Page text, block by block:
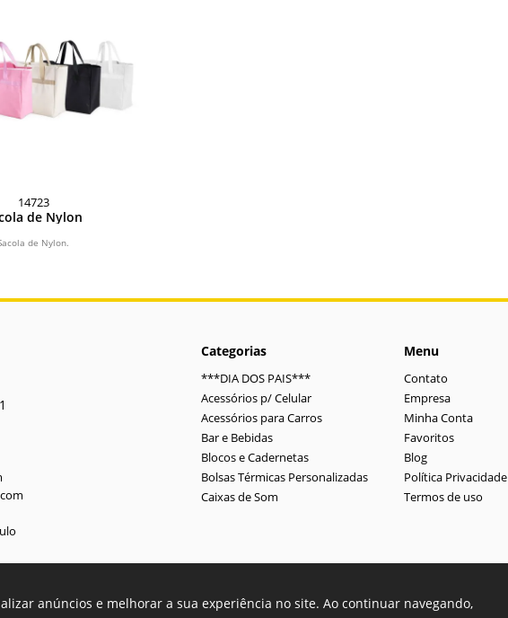
14723
de Nylon
de Nylon.
Categorias
***DIA DOS PAIS***
Acessórios p/ Celular
Acessórios para Carros
Bar e Bebidas
Blocos e Cadernetas
Bolsas Térmicas Personalizadas
Caixas de Som
Menu
Contato
Empresa
Minha Conta
Favoritos
Blog
Política Privacidade
Termos de uso
anúncios e melhorar a sua experiência no site. Ao continuar navegando,